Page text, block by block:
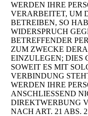
WERDEN IHRE
VERARBEITET, UM
BETREIBEN, SO
WIDERSPRUCH
BETREFFENDER
ZUM ZWECKE
EINZULEGEN; DIES
SOWEIT ES MIT
VERBINDUNG
WERDEN IHRE
ANSCHLIESSEND
DIREKTWERBUNG
NACH ART. 21 ABS.